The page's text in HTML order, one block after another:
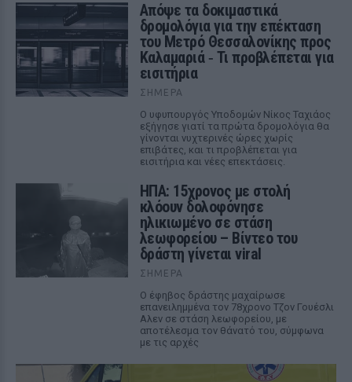
Απόψε τα δοκιμαστικά
δρομολόγια για την επέκταση
του Μετρό Θεσσαλονίκης προς
Καλαμαριά ‑ Τι προβλέπεται για
εισιτήρια
ΣΉΜΕΡΑ
Ο υφυπουργός Υποδομών Νίκος Ταχιάος
εξήγησε γιατί τα πρώτα δρομολόγια θα
γίνονται νυχτερινές ώρες χωρίς
επιβάτες, και τι προβλέπεται για
εισιτήρια και νέες επεκτάσεις.
ΗΠΑ: 15χρονος με στολή
κλόουν δολοφόνησε
ηλικιωμένο σε στάση
λεωφορείου – Βίντεο του
δράστη γίνεται viral
ΣΉΜΕΡΑ
Ο έφηβος δράστης μαχαίρωσε
επανειλημμένα τον 78χρονο Τζον Γουέσλι
Αλεν σε στάση λεωφορείου, με
αποτέλεσμα τον θάνατό του, σύμφωνα
με τις αρχές